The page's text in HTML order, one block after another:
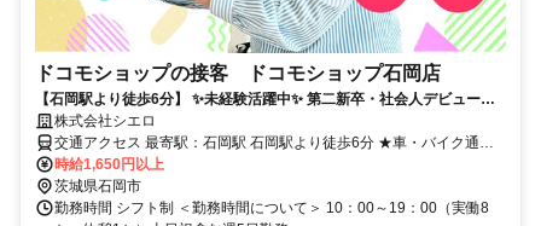
ドコモショップの接客 ドコモショップ石岡店
【石岡駅より徒歩6分】 ✨未経験活躍中✨ 第二新卒・社会人デビュー歓
迎！ ＊ネイルOK＆髪自由(規定有)＊
株式会社シエロ
交通アクセス 最寄駅：石岡駅 石岡駅より徒歩6分 ★車・バイク通勤
OK
時給1,650円以上
茨城県石岡市
勤務時間 シフト制 ＜勤務時間について＞ 10：00～19：00（実働8